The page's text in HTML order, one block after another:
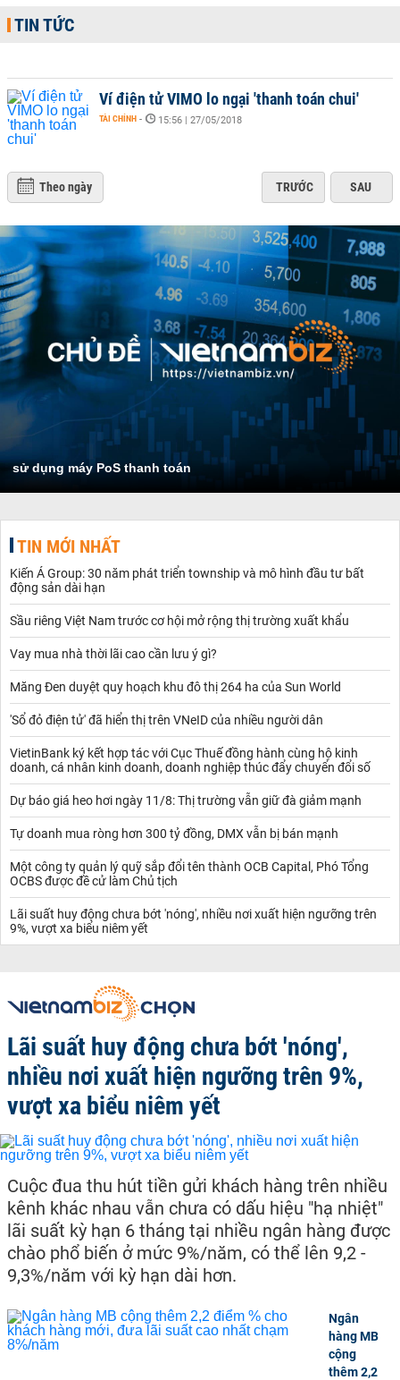
TIN TỨC
Ví điện tử VIMO lo ngại 'thanh toán chui'
TÀI CHÍNH - 15:56 | 27/05/2018
Theo ngày TRƯỚC SAU
sử dụng máy PoS thanh toán
TIN MỚI NHẤT
Kiến Á Group: 30 năm phát triển township và mô hình đầu tư bất
động sản dài hạn
Sầu riêng Việt Nam trước cơ hội mở rộng thị trường xuất khẩu
Vay mua nhà thời lãi cao cần lưu ý gì?
Măng Đen duyệt quy hoạch khu đô thị 264 ha của Sun World
'Sổ đỏ điện tử' đã hiển thị trên VNeID của nhiều người dân
VietinBank ký kết hợp tác với Cục Thuế đồng hành cùng hộ kinh
doanh, cá nhân kinh doanh, doanh nghiệp thúc đẩy chuyển đổi số
Dự báo giá heo hơi ngày 11/8: Thị trường vẫn giữ đà giảm mạnh
Tự doanh mua ròng hơn 300 tỷ đồng, DMX vẫn bị bán mạnh
Một công ty quản lý quỹ sắp đổi tên thành OCB Capital, Phó Tổng
OCBS được đề cử làm Chủ tịch
Lãi suất huy động chưa bớt 'nóng', nhiều nơi xuất hiện ngưỡng trên
9%, vượt xa biểu niêm yết
Lãi suất huy động chưa bớt 'nóng',
nhiều nơi xuất hiện ngưỡng trên 9%,
vượt xa biểu niêm yết
Cuộc đua thu hút tiền gửi khách hàng trên nhiều
kênh khác nhau vẫn chưa có dấu hiệu "hạ nhiệt"
lãi suất kỳ hạn 6 tháng tại nhiều ngân hàng được
chào phổ biến ở mức 9%/năm, có thể lên 9,2 -
9,3%/năm với kỳ hạn dài hơn.
Ngân
hàng MB
cộng
thêm 2,2